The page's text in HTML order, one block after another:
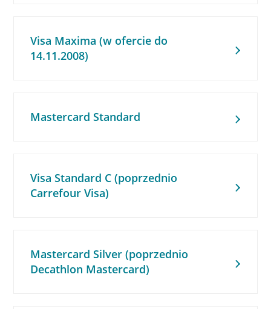
Visa Maxima (w ofercie do
14.11.2008)
Mastercard Standard
Visa Standard C (poprzednio
Carrefour Visa)
Mastercard Silver (poprzednio
Decathlon Mastercard)